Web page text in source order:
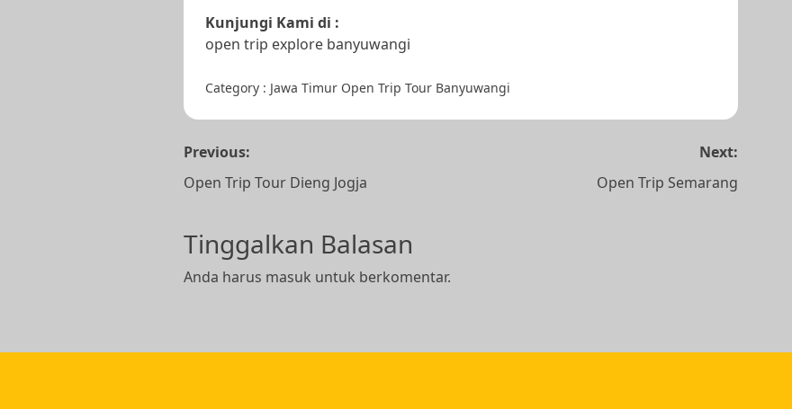
Kunjungi Kami di :
open trip explore banyuwangi
Category : Jawa Timur Open Trip Tour Banyuwangi
Navigasi
pos
Previous:
Open Trip Tour Dieng Jogja
Next:
Open Trip Semarang
Tinggalkan Balasan
Anda harus masuk untuk berkomentar.